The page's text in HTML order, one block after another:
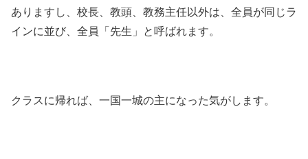
ありますし、校長、教頭、教務主任以外は、全員が同じラ
インに並び、全員「先生」と呼ばれます。
クラスに帰れば、一国一城の主になった気がします。